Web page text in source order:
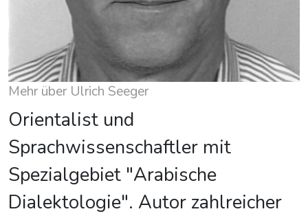
Mehr über Ulrich Seeger
Orientalist und
Sprachwissenschaftler mit
Spezialgebiet "Arabische
Dialektologie". Autor zahlreicher